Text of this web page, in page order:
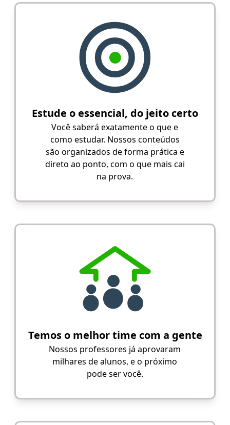
Estude o essencial, do jeito certo
Você saberá exatamente o que e
como estudar. Nossos conteúdos
são organizados de forma prática e
direto ao ponto, com o que mais cai
na prova.
Temos o melhor time com a gente
Nossos professores já aprovaram
milhares de alunos, e o próximo
pode ser você.